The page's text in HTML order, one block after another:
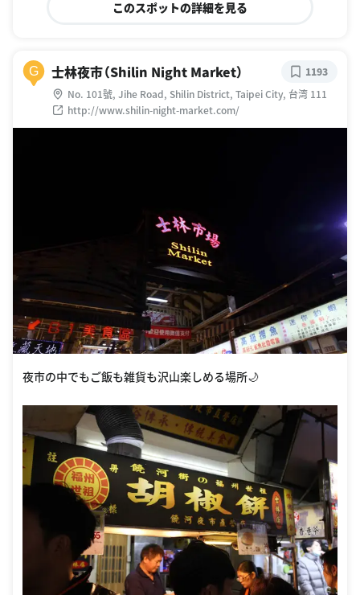
このスポットの詳細を見る
G 士林夜市（Shilin Night Market）
No. 101號, Jihe Road, Shilin District, Taipei City, 台湾 111
http://www.shilin-night-market.com/
1193
夜市の中でもご飯も雑貨も沢山楽しめる場所🌙